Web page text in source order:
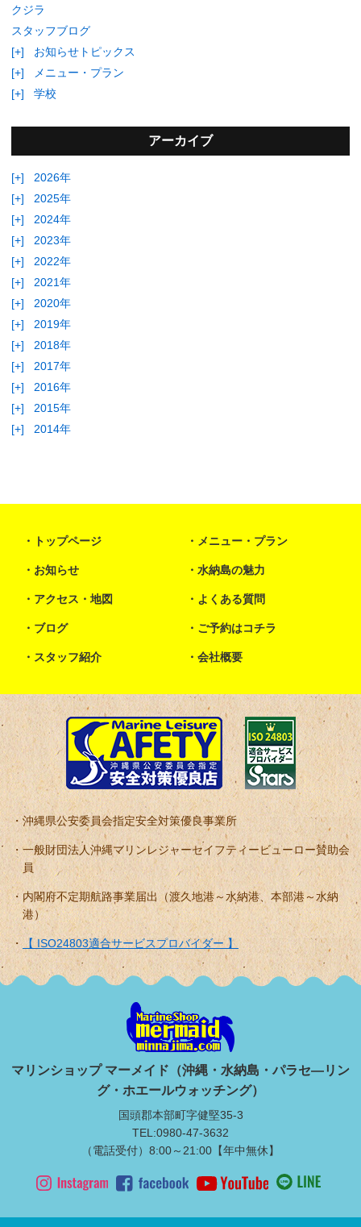
クジラ
スタッフブログ
[+]
お知らせトピックス
[+]
メニュー・プラン
[+]
学校
アーカイブ
[+]
2026年
[+]
2025年
[+]
2024年
[+]
2023年
[+]
2022年
[+]
2021年
[+]
2020年
[+]
2019年
[+]
2018年
[+]
2017年
[+]
2016年
[+]
2015年
[+]
2014年
トップページ メニュー・プラン
お知らせ 水納島の魅力
アクセス・地図 よくある質問
ブログ ご予約はコチラ
スタッフ紹介 会社概要
沖縄県公安委員会指定安全対策優良事業所
一般財団法人沖縄マリンレジャーセイフティービューロー賛助会
員
内閣府不定期航路事業届出（渡久地港～水納港、本部港～水納
港）
【 ISO24803適合サービスプロバイダー 】
マリンショップ マーメイド（沖縄・水納島・パラセ―リン
グ・ホエールウォッチング）
国頭郡本部町字健堅35-3
TEL:0980-47-3632
（電話受付）8:00～21:00【年中無休】